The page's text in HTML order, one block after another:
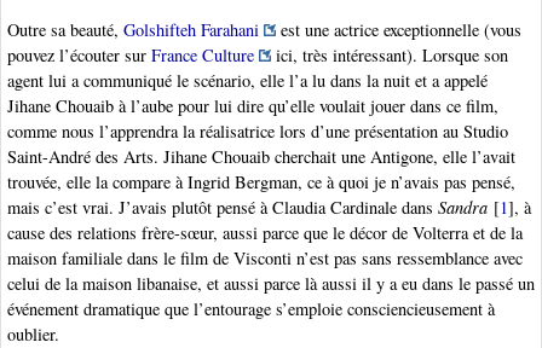
Outre sa beauté, Golshifteh Farahani
est une actrice exceptionnelle (vous
pouvez l’écouter sur France Culture
ici, très intéressant). Lorsque son
agent lui a communiqué le scénario, elle l’a lu dans la nuit et a appelé
Jihane Chouaib à l’aube pour lui dire qu’elle voulait jouer dans ce film,
comme nous l’apprendra la réalisatrice lors d’une présentation au Studio
Saint-André des Arts. Jihane Chouaib cherchait une Antigone, elle l’avait
trouvée, elle la compare à Ingrid Bergman, ce à quoi je n’avais pas pensé,
mais c’est vrai. J’avais plutôt pensé à Claudia Cardinale dans Sandra [1], à
cause des relations frère-sœur, aussi parce que le décor de Volterra et de la
maison familiale dans le film de Visconti n’est pas sans ressemblance avec
celui de la maison libanaise, et aussi parce là aussi il y a eu dans le passé un
événement dramatique que l’entourage s’emploie consciencieusement à
oublier.